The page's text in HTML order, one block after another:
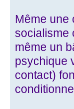
Même une
socialisme
même un
psychique
contact)